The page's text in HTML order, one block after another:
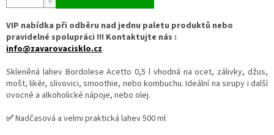
VIP nabídka při odběru nad jednu paletu produktů nebo
pravidelné spolupráci !!! Kontaktujte nás :
info@zavarovacisklo.cz
Skleněná lahev Bordolese Acetto 0,5 l vhodná na ocet, zálivky, džus,
mošt, likér, slivovici, smoothie, nebo kombuchu. Ideální na sirupy i další
ovocné a alkoholické nápoje, nebo olej.
✅Nadčasová a velmi praktická lahev 500 ml